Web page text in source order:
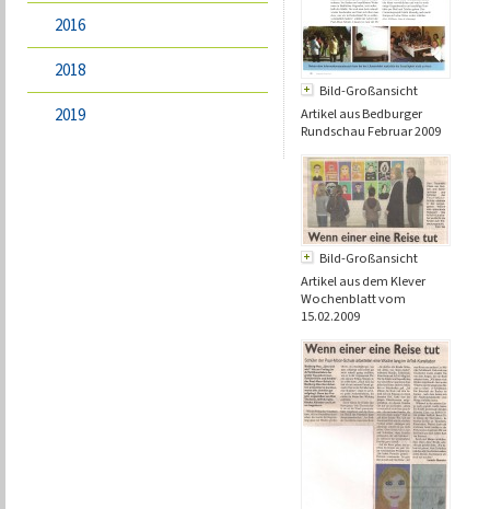
2016
2018
2019
Bild-Großansicht
Artikel aus Bedburger
Rundschau Februar 2009
Bild-Großansicht
Artikel aus dem Klever
Wochenblatt vom
15.02.2009